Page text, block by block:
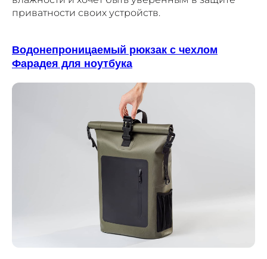
приватности своих устройств.
Водонепроницаемый рюкзак с чехлом
Фарадея для ноутбука